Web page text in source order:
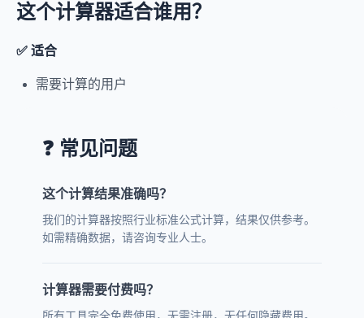
这个计算器适合谁用？
✅ 适合
需要计算的用户
❓ 常见问题
这个计算结果准确吗？
我们的计算器按照行业标准公式计算，结果仅供参考。
如需精确数据，请咨询专业人士。
计算器需要付费吗？